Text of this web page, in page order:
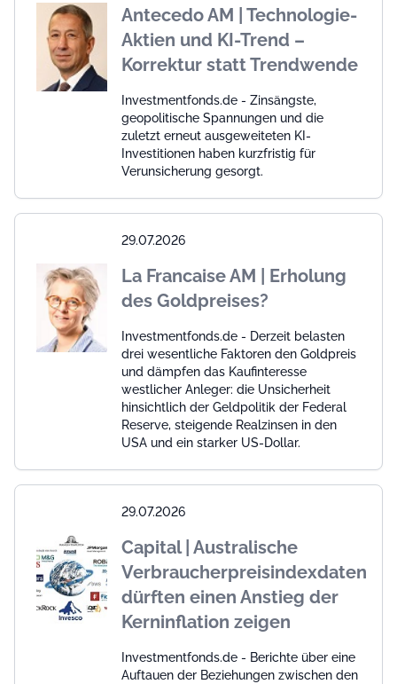
Antecedo AM | Technologie-
Aktien und KI-Trend –
Korrektur statt Trendwende
Investmentfonds.de - Zinsängste,
geopolitische Spannungen und die
zuletzt erneut ausgeweiteten KI-
Investitionen haben kurzfristig für
Verunsicherung gesorgt.
29.07.2026
La Francaise AM | Erholung
des Goldpreises?
Investmentfonds.de - Derzeit belasten
drei wesentliche Faktoren den Goldpreis
und dämpfen das Kaufinteresse
westlicher Anleger: die Unsicherheit
hinsichtlich der Geldpolitik der Federal
Reserve, steigende Realzinsen in den
USA und ein starker US-Dollar.
29.07.2026
Capital | Australische
Verbraucherpreisindexdaten
dürften einen Anstieg der
Kerninflation zeigen
Investmentfonds.de - Berichte über eine
Auftauen der Beziehungen zwischen den